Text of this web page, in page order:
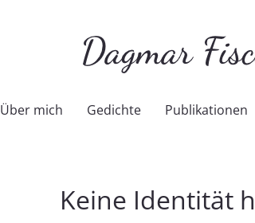
Über mich Gedichte Publikationen
Keine Identität
Über mich